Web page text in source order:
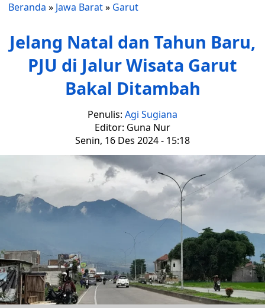
Beranda » Jawa Barat» Garut
Jelang Natal dan Tahun Baru,
PJU di Jalur Wisata Garut
Bakal Ditambah
Penulis: Agi Sugiana
Editor: Guna Nur
Senin, 16 Des 2024 - 15:18